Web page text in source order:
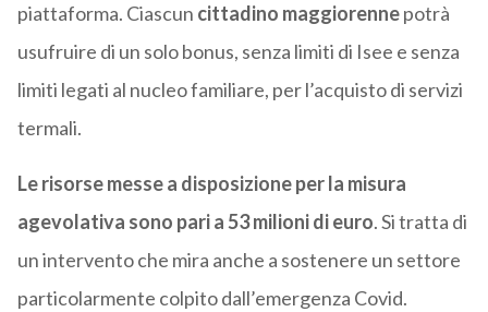
piattaforma. Ciascun cittadino maggiorennepotrà
usufruire di un solo bonus, senza limiti di Isee e senza
limiti legati al nucleo familiare, per l’acquisto di servizi
termali.
Le risorse messe a disposizione per la misura
agevolativa sono pari a 53 milioni di euro. Si tratta di
un intervento che mira anche a sostenere un settore
particolarmente colpito dall’emergenza Covid.